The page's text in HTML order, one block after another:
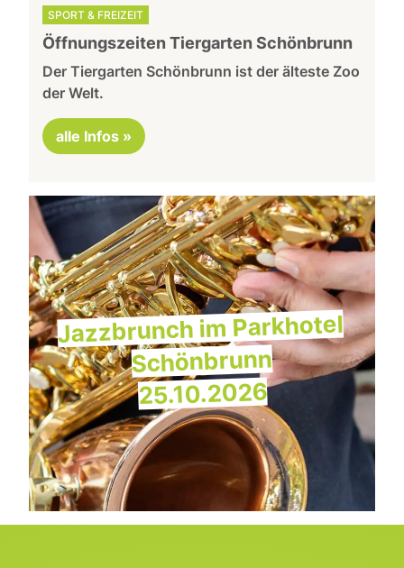
SPORT & FREIZEIT
Öffnungszeiten Tiergarten Schönbrunn
Der Tiergarten Schönbrunn ist der älteste Zoo
der Welt.
alle Infos »
Jazzbrunch im Parkhotel
Schönbrunn
25.10.2026